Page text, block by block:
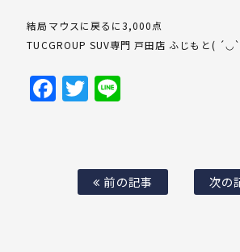
結局マウスに戻るに3,000点
TUCGROUP SUV専門 戸田店 ふじもと(
Facebook
Twitter
前の記事 次の